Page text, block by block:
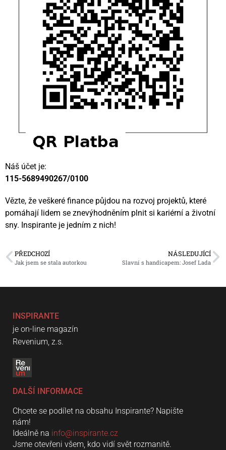
Náš účet je:
115-5689490267/0100
Vězte, že veškeré finance půjdou na rozvoj projektů, které
pomáhají lidem se znevýhodněním plnit si kariérní a životní
sny. Inspirante je jedním z nich!
PŘEDCHOZÍ
Jak jsem se stala autorkou
NÁSLEDUJÍCÍ
Slavní s handicapem: Josef Lada
INSPIRANTE
je on-line magazín
Revenium, z.s.
DALŠÍ INFORMACE
Chcete se podílet na obsahu Inspirante? Napište
nám!
Ideálně na info@inspirante.cz
Jsme otevřeni všem, kdo vidí svět rozmanitě.